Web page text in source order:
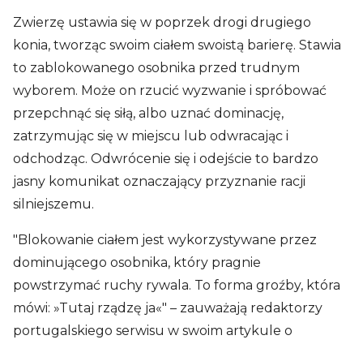
Zwierzę ustawia się w poprzek drogi drugiego
konia, tworząc swoim ciałem swoistą barierę. Stawia
to zablokowanego osobnika przed trudnym
wyborem. Może on rzucić wyzwanie i spróbować
przepchnąć się siłą, albo uznać dominację,
zatrzymując się w miejscu lub odwracając i
odchodząc. Odwrócenie się i odejście to bardzo
jasny komunikat oznaczający przyznanie racji
silniejszemu.
"Blokowanie ciałem jest wykorzystywane przez
dominującego osobnika, który pragnie
powstrzymać ruchy rywala. To forma groźby, która
mówi: »Tutaj rządzę ja«" – zauważają redaktorzy
portugalskiego serwisu w swoim artykule o